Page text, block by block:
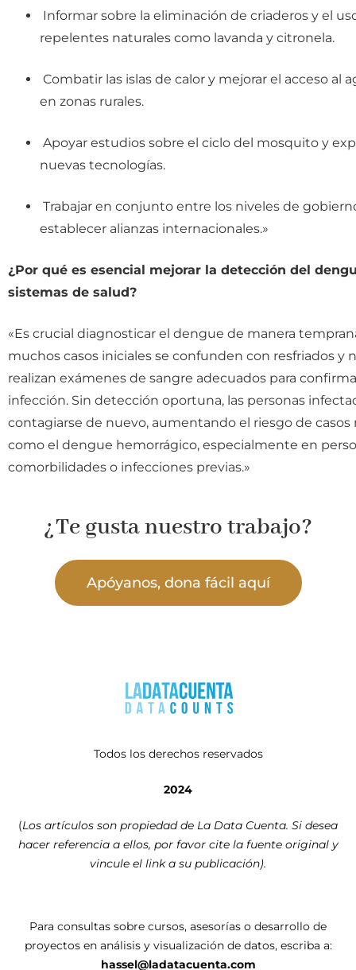
Informar sobre la eliminación de criaderos y el
repelentes naturales como lavanda y citronela.
Combatir las islas de calor y mejorar el acceso al
en zonas rurales.
Apoyar estudios sobre el ciclo del mosquito y
nuevas tecnologías.
Trabajar en conjunto entre los niveles de
establecer alianzas internacionales.»
¿Por qué es esencial mejorar la detección del
sistemas de salud?
«Es crucial diagnosticar el dengue de manera
muchos casos iniciales se confunden con resfriados y
realizan exámenes de sangre adecuados para
infección. Sin detección oportuna, las personas
contagiarse de nuevo, aumentando el riesgo de casos
como el dengue hemorrágico, especialmente en
comorbilidades o infecciones previas.»
¿Te gusta nuestro trabajo?
Apóyanos, dona fácil aquí
Todos los derechos reservados
2024
(Los artículos son propiedad de La Data Cuenta. Si desea
hacer referencia a ellos, por favor cite la fuente original y
vincule el link a su publicación).
Para consultas sobre cursos, asesorías o desarrollo de
proyectos en análisis y visualización de datos, escriba a:
hassel@ladatacuenta.com